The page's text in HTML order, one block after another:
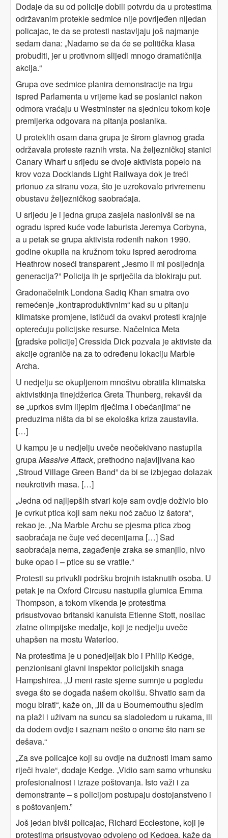
Dodaje da su od policije dobili potvrdu da u protestima
održavanim protekle sedmice nije povrijeđen nijedan
policajac, te da se protesti nastavljaju još najmanje
sedam dana: „Nadamo se da će se politička klasa
probuditi, jer u protivnom slijedi mnogo dramatičnija
akcija.“
Grupa ove sedmice planira demonstracije na trgu
ispred Parlamenta u vrijeme kad se poslanici nakon
odmora vraćaju u Westminster na sjednicu tokom koje
premijerka odgovara na pitanja poslanika.
U proteklih osam dana grupa je širom glavnog grada
održavala proteste raznih vrsta. Na željezničkoj stanici
Canary Wharf u srijedu se dvoje aktivista popelo na
krov voza Docklands Light Railwaya dok je treći
prionuo za stranu voza, što je uzrokovalo privremenu
obustavu željezničkog saobraćaja.
U srijedu je i jedna grupa zasjela naslonivši se na
ogradu ispred kuće vođe laburista Jeremya Corbyna,
a u petak se grupa aktivista rođenih nakon 1990.
godine okupila na kružnom toku ispred aerodroma
Heathrow noseći transparent „Jesmo li mi posljednja
generacija?” Policija ih je spriječila da blokiraju put.
Gradonačelnik Londona Sadiq Khan smatra ovo
remećenje „kontraproduktivnim“ kad su u pitanju
klimatske promjene, ističući da ovakvi protesti krajnje
opterećuju policijske resurse. Načelnica Meta
[gradske policije] Cressida Dick pozvala je aktiviste da
akcije ograniče na za to određenu lokaciju Marble
Archa.
U nedjelju se okupljenom mnoštvu obratila klimatska
aktivistkinja tinejdžerica Greta Thunberg, rekavši da
se „uprkos svim lijepim riječima i obećanjima“ ne
preduzima ništa da bi se ekološka kriza zaustavila.
[…]
U kampu je u nedjelju uveče neočekivano nastupila
grupaMassive Attack, prethodno najavljivana kao
„Stroud Village Green Band” da bi se izbjegao dolazak
neukrotivih masa. […]
„Jedna od najljepših stvari koje sam ovdje doživio bio
je cvrkut ptica koji sam neku noć začuo iz šatora“,
rekao je. „Na Marble Archu se pjesma ptica zbog
saobraćaja ne čuje već decenijama […] Sad
saobraćaja nema, zagađenje zraka se smanjilo, nivo
buke opao i – ptice su se vratile.“
Protesti su privukli podršku brojnih istaknutih osoba. U
petak je na Oxford Circusu nastupila glumica Emma
Thompson, a tokom vikenda je protestima
prisustvovao britanski kanuista Etienne Stott, nosilac
zlatne olimpijske medalje, koji je nedjelju uveče
uhapšen na mostu Waterloo.
Na protestima je u ponedjeljak bio i Philip Kedge,
penzionisani glavni inspektor policijskih snaga
Hampshirea. „U meni raste sjeme sumnje u pogledu
svega što se događa našem okolišu. Shvatio sam da
mogu birati“, kaže on, „ili da u Bournemouthu sjedim
na plaži i uživam na suncu sa sladoledom u rukama, ili
da dođem ovdje i saznam nešto o onome što nam se
dešava.“
„Za sve policajce koji su ovdje na dužnosti imam samo
riječi hvale“, dodaje Kedge. „Vidio sam samo vrhunsku
profesionalnost i izraze poštovanja. Isto važi i za
demonstrante – s policijom postupaju dostojanstveno i
s poštovanjem.”
Još jedan bivši policajac, Richard Ecclestone, koji je
protestima prisustvovao odvojeno od Kedgea, kaže da